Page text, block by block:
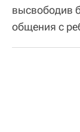
высвободив
общения с